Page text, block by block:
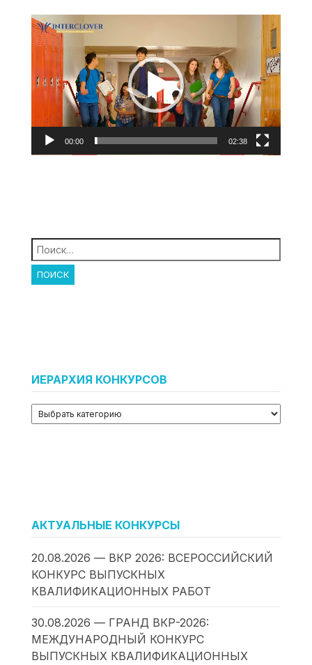
Видеоплеер
00:00 02:38
Найти:
ИЕРАРХИЯ КОНКУРСОВ
АКТУАЛЬНЫЕ КОНКУРСЫ
20.08.2026 — ВКР 2026: ВСЕРОССИЙСКИЙ
КОНКУРС ВЫПУСКНЫХ
КВАЛИФИКАЦИОННЫХ РАБОТ
30.08.2026 — ГРАНД ВКР-2026:
МЕЖДУНАРОДНЫЙ КОНКУРС
ВЫПУСКНЫХ КВАЛИФИКАЦИОННЫХ